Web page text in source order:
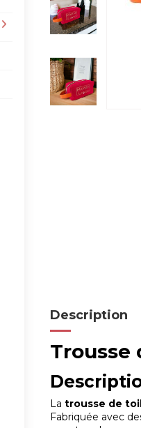
Description
Trousse
Latrousse de
Fabriquée avec